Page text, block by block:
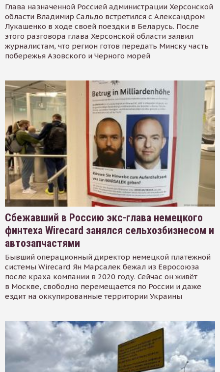
Глава назначенной Россией администрации Херсонской
области Владимир Сальдо встретился с Александром
Лукашенко в ходе своей поездки в Беларусь. После
этого разговора глава Херсонской области заявил
журналистам, что регион готов передать Минску часть
побережья Азовского и Черного морей
Сбежавший в Россию экс-глава немецкого
финтеха Wirecard занялся сельхозбизнесом и
автозапчастями
Бывший операционный директор немецкой платёжной
системы Wirecard Ян Марсалек бежал из Евросоюза
после краха компании в 2020 году. Сейчас он живёт
в Москве, свободно перемещается по России и даже
ездит на оккупированные территории Украины